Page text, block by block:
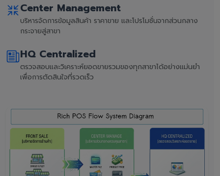
Center Management
บริหารจัดการข้อมูลสินค้า ราคาขาย และโปรโมชั่นจากส่วนกลาง
กระจายสู่สาขา
HQ Centralized
ตรวจสอบและวิเคราะห์ยอดขายรวมของทุกสาขาได้อย่างแม่นยำ
เพื่อการตัดสินใจที่รวดเร็ว